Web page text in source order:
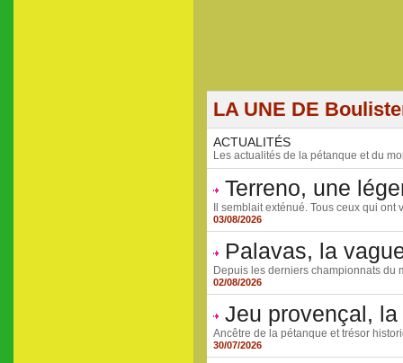
LA UNE DE
ACTUALITÉS
Les actualités de la pétanque et du
Terreno, une
Il semblait exténué. Tous ceux qui
03/08/2026
Palavas, la
Depuis les derniers championnats du
02/08/2026
Jeu provençal,
Ancêtre de la pétanque et trésor
30/07/2026